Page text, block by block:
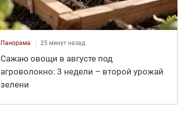
Панорама 25 минут назад
Сажаю овощи в августе под
агроволокно: 3 недели – второй урожай
зелени